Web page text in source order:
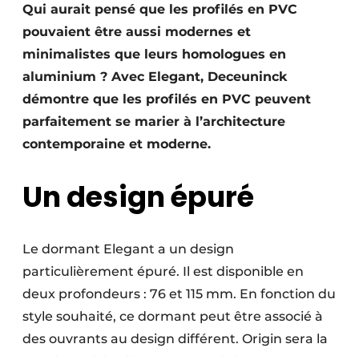
Qui aurait pensé que les profilés en PVC
pouvaient être aussi modernes et
minimalistes que leurs ­homologues en
aluminium ? Avec Elegant, Deceuninck
démontre que les profilés en PVC peuvent
parfaitement se marier à l’architecture
contemporaine et moderne.
Un design épuré
Le dormant Elegant a un design
particulièrement épuré. Il est disponible en
deux profondeurs : 76 et 115 mm. En fonction du
style souhaité, ce dormant peut être associé à
des ouvrants au design différent. Origin sera la